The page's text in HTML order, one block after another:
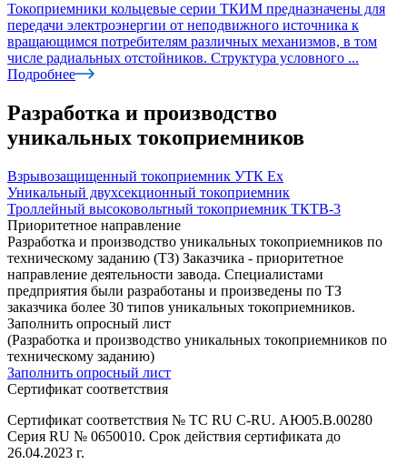
Токоприемники кольцевые серии ТКИМ предназначены для
передачи электроэнергии от неподвижного источника к
вращающимся потребителям различных механизмов, в том
числе радиальных отстойников. Структура условного ...
Подробнее
Разработка и производство
уникальных токоприемников
Взрывозащищенный токоприемник УТК Ex
Уникальный двухсекционный токоприемник
Троллейный высоковольтный токоприемник ТКТВ-3
Приоритетное направление
Разработка и производство уникальных токоприемников по
техническому заданию (ТЗ) Заказчика - приоритетное
направление деятельности завода. Специалистами
предприятия были разработаны и произведены по ТЗ
заказчика более 30 типов уникальных токоприемников.
Заполнить опросный лист
(Разработка и производство уникальных токоприемников по
техническому заданию)
Заполнить опросный лист
Сертификат соответствия
Сертификат соответствия № TC RU C-RU. АЮ05.В.00280
Серия RU № 0650010. Срок действия сертификата до
26.04.2023 г.